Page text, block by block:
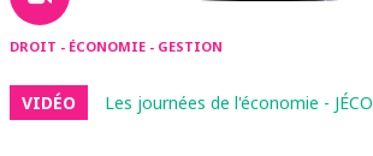
DROIT - ÉCONOMIE - GESTION
VIDÉO Les journées de l'économie - JÉCO